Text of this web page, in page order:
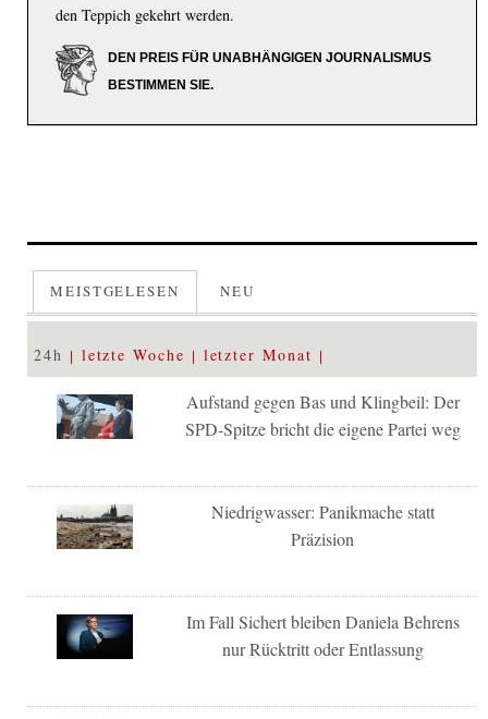
den Teppich gekehrt werden.
DEN PREIS FÜR UNABHÄNGIGEN JOURNALISMUS
BESTIMMEN SIE.
MEISTGELESEN NEU
24h letzte Woche letzter Monat
Aufstand gegen Bas und Klingbeil: Der
SPD-Spitze bricht die eigene Partei weg
Niedrigwasser: Panikmache statt
Präzision
Im Fall Sichert bleiben Daniela Behrens
nur Rücktritt oder Entlassung